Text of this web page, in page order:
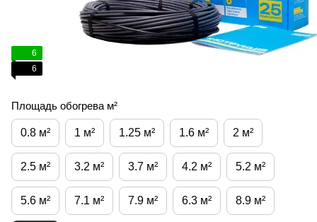
6
6
Площадь обогрева м²
0.8 м² 1 м² 1.25 м² 1.6 м² 2 м²
2.5 м² 3.2 м² 3.7 м² 4.2 м² 5.2 м²
5.6 м² 7.1 м² 7.9 м² 6.3 м² 8.9 м²